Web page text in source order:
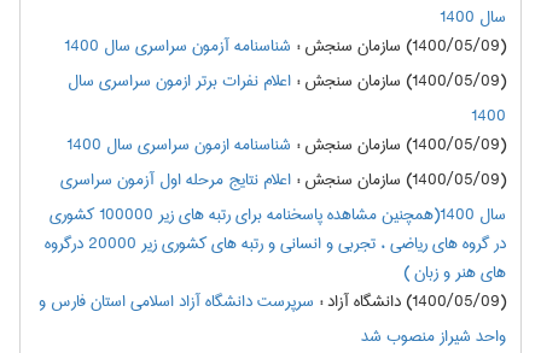
سال 1400
(1400/05/09) سازمان سنجش
: شناسنامه آزمون سراسری سال 1400
(1400/05/09) سازمان سنجش
:اعلام نفرات برتر ازمون سراسري سال
1400
(1400/05/09) سازمان سنجش
: شناسنامه ازمون سراسري سال 1400
(1400/05/09) سازمان سنجش
:اعلام نتايج مرحله اول آزمون سراسري
سال 1400(همچنین مشاهده پاسخنامه برای رتبه های زیر 100000 کشوری
در گروه های ریاضی ، تجربی و انسانی و رتبه های کشوری زیر 20000 درگروه
های هنر و زبان )
(1400/05/09) دانشگاه آزاد
: سرپرست دانشگاه آزاد اسلامی استان فارس و
واحد شیراز منصوب شد